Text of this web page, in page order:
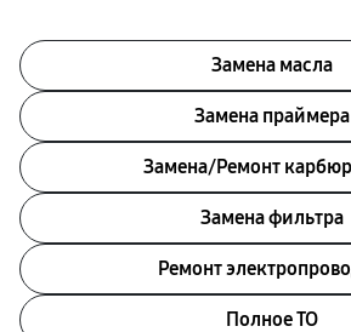
Замена масла
Замена праймера
Замена/Pемонт
Замена фильтра
Ремонт
Полное ТО